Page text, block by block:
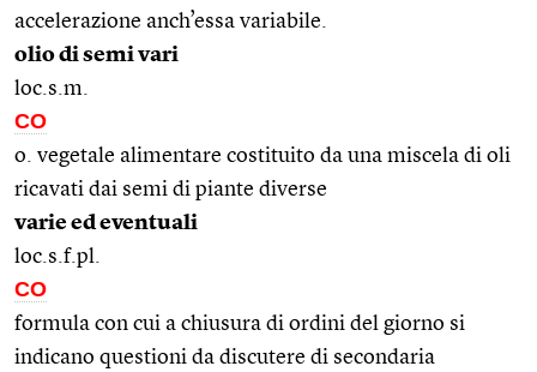
accelerazione anch’essa variabile.
olio di semi vari
loc.s.m.
CO
o. vegetale alimentare costituito da una miscela di oli
ricavati dai semi di piante diverse
varie ed eventuali
loc.s.f.pl.
CO
formula con cui a chiusura di ordini del giorno si
indicano questioni da discutere di secondaria